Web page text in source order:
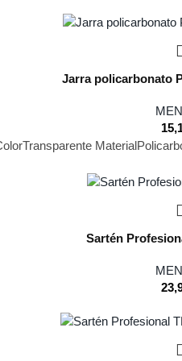
Jarra policarbonato
Sartén